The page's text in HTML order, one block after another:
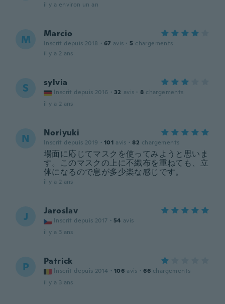
il y a environ un an
M Marcio
Inscrit depuis 2018 · 67 avis · 5 chargements
il y a 2 ans
S sylvia
Inscrit depuis 2016 · 32 avis · 8 chargements
il y a 2 ans
N Noriyuki
Inscrit depuis 2019 · 101 avis · 82 chargements
場面に応じてマスクを使ってみようと思いま
す。このマスクの上に不織布を重ねても、立
体になるので息が多少楽な感じです。
il y a 2 ans
J Jaroslav
Inscrit depuis 2017 · 54 avis
il y a 3 ans
P Patrick
Inscrit depuis 2014 · 106 avis · 66 chargements
il y a 3 ans